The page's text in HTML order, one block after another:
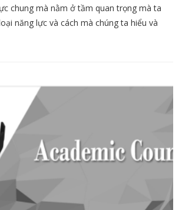
chung mà nằm ở tầm quan trọng mà ta
năng lực và cách mà chúng ta hiểu và